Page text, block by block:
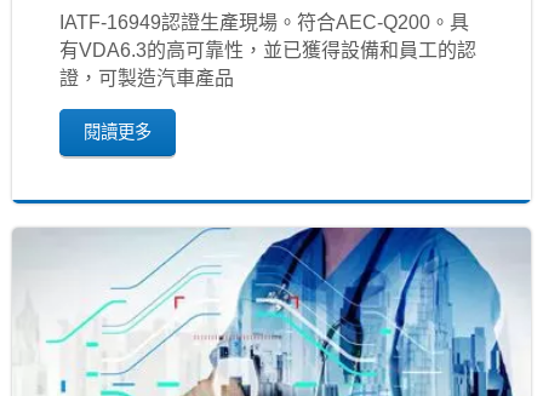
IATF‐16949認證生產現場。符合AEC-Q200。具
有VDA6.3的高可靠性，並已獲得設備和員工的認
證，可製造汽車產品
閱讀更多